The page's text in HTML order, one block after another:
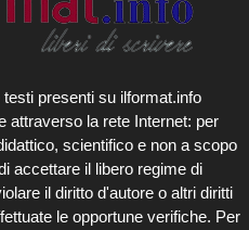
testi presenti su ilformat.info
attraverso la rete Internet: per
scientifico e non a scopo
accettare il libero regime di
il diritto d'autore o altri diritti
le opportune verifiche. Per